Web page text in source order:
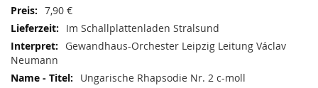
7,90 €
Im Schallplattenladen Stralsund
Gewandhaus-Orchester Leipzig Leitung Václav
Neumann
Ungarische Rhapsodie Nr. 2 c-moll